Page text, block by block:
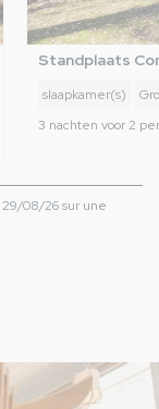
Standplaats
slaapkamer(s)
3 nachten voor 2
08/26 sur une